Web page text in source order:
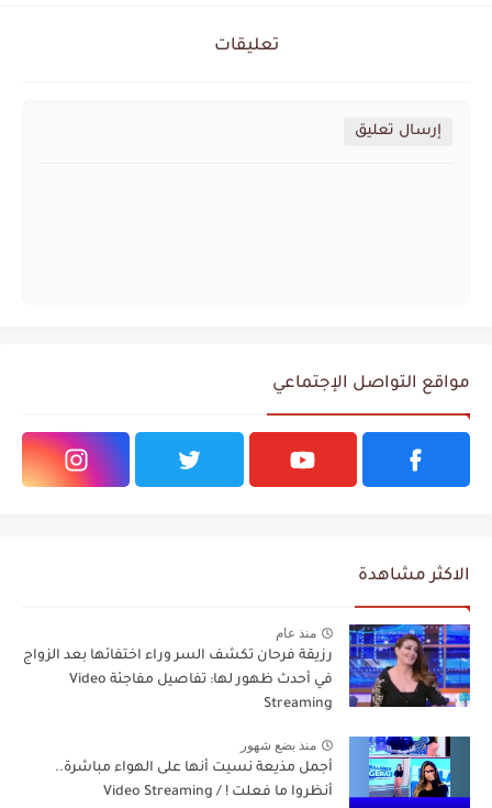
تعليقات
إرسال تعليق
مواقع التواصل الإجتماعي
الاكثر مشاهدة
منذ عام
رزيقة فرحان تكشف السر وراء اختفائها بعد الزواج
في أحدث ظهور لها: تفاصيل مفاجئة Video
Streaming
منذ بضع شهور
أجمل مذيعة نسيت أنها على الهواء مباشرة..
أنظروا ما فعلت ! / Video Streaming